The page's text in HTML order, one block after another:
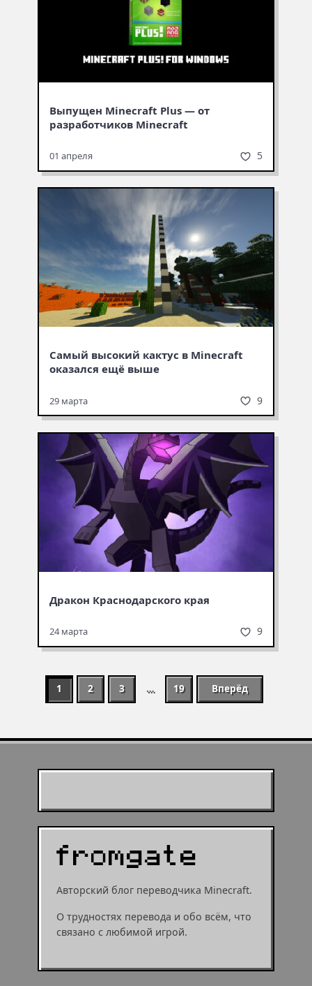
Выпущен Minecraft Plus — от
разработчиков Minecraft
01 апреля 5
Самый высокий кактус в Minecraft
оказался ещё выше
29 марта 9
Дракон Краснодарского края
24 марта 9
1 2 3 … 19 Вперёд
Авторский блог переводчика Minecraft.
О трудностях перевода и обо всём, что
связано с любимой игрой.
муушрумом или мушрумом